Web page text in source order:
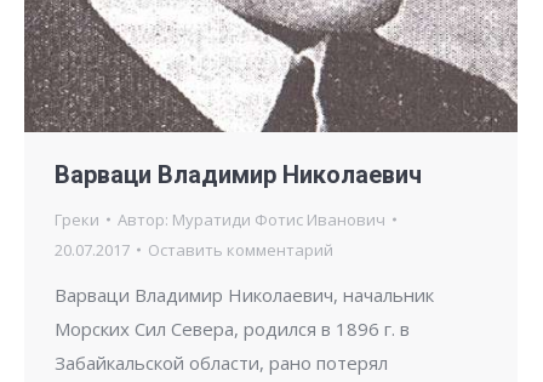
Варваци Владимир Николаевич
Греки Автор: Муратиди Фотис Иванович
20.07.2017
Оставить комментарий
Варваци Владимир Николаевич, начальник
Морских Сил Севера, родился в 1896 г. в
Забайкальской области, рано потерял